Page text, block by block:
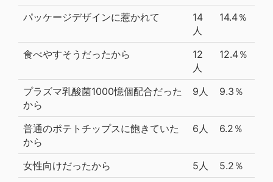
パッケージデザインに惹かれて
14
人
14.4％
食べやすそうだったから
12
人
12.4％
プラズマ乳酸菌1000憶個配合だった
から
9人 9.3％
普通のポテトチップスに飽きていた
から
6人 6.2％
女性向けだったから 5人
5.2％